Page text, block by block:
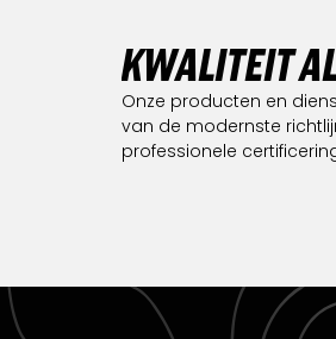
KWALITEITA
Onze producten en
van de modernste
professionele